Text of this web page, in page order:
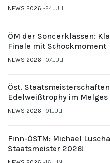
NEWS 2026 24.JULI
ÖM der Sonderklassen:
Finale mit Schockmoment
NEWS 2026 07.JULI
Öst.
Edelweißtrophy im Melges
NEWS 2026 01.JULI
Finn-ÖSTM: Michael
Staatsmeister 2026!